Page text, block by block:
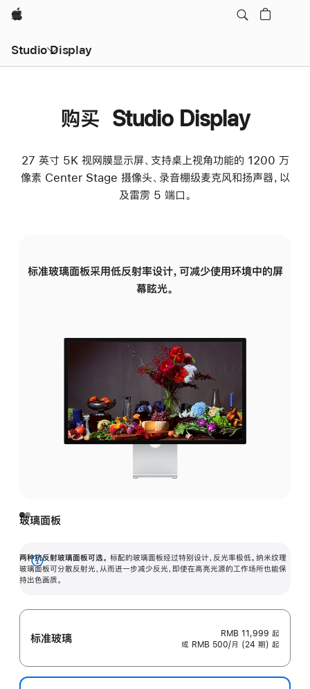
Apple
Studio Display
购买 Studio Display
27 英寸 5K 视网膜显示屏、支持桌上视角功能的 1200 万
像素 Center Stage 摄像头、录音棚级麦克风和扬声器，以
及雷雳 5 端口。
标准玻璃面板采用低反射率设计，可减少使用环境中的屏
幕眩光。
玻璃面板
两种抗反射玻璃面板可选。 标配的玻璃面板经过特别设计，反光率极低。纳米纹理
玻璃面板可分散反射光，从而进一步减少反光，即使在高亮光源的工作场所也能保
持出色画质。
展
开
标准玻璃 RMB 11,999 起
或 RMB 500/月 (24 期) 起